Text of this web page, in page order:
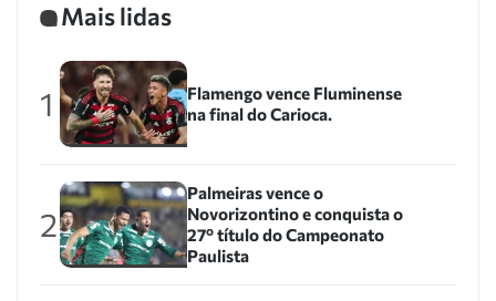
Mais lidas
1
Flamengo vence Fluminense
na final do Carioca.
2
Palmeiras vence o
Novorizontino e conquista o
27º título do Campeonato
Paulista